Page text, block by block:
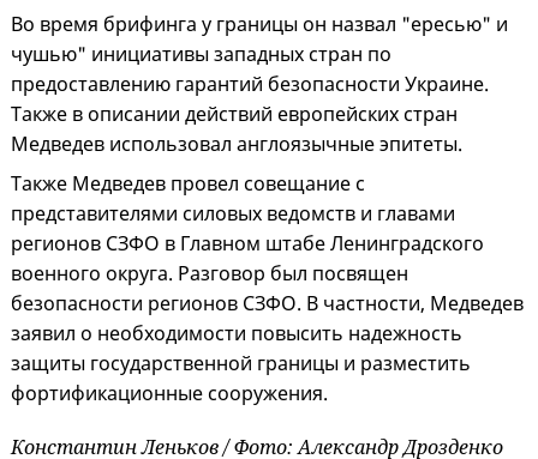
Во время брифинга у границы он назвал "ересью" и
чушью" инициативы западных стран по
предоставлению гарантий безопасности Украине.
Также в описании действий европейских стран
Медведев использовал англоязычные эпитеты.
Также Медведев провел совещание с
представителями силовых ведомств и главами
регионов СЗФО в Главном штабе Ленинградского
военного округа. Разговор был посвящен
безопасности регионов СЗФО. В частности, Медведев
заявил о необходимости повысить надежность
защиты государственной границы и разместить
фортификационные сооружения.
Константин Леньков / Фото: Александр Дрозденко